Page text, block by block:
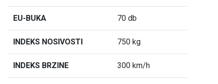
EU-BUKA 70 db
INDEKS NOSIVOSTI 750 kg
INDEKS BRZINE 300 km/h